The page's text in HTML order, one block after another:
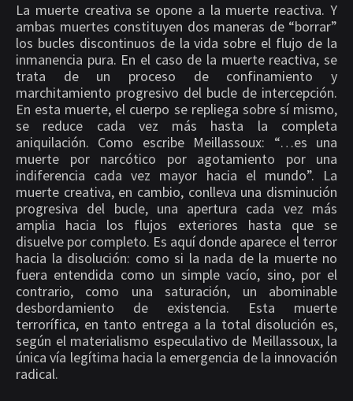
La muerte creativa se opone a la muerte reactiva. Y
ambas muertes constituyen dos maneras de “borrar”
los bucles discontinuos de la vida sobre el flujo de la
inmanencia pura. En el caso de la muerte reactiva, se
trata de un proceso de confinamiento y
marchitamiento progresivo del bucle de intercepción.
En esta muerte, el cuerpo se repliega sobre sí mismo,
se reduce cada vez más hasta la completa
aniquilación. Como escribe Meillassoux: “…es una
muerte por narcótico por agotamiento por una
indiferencia cada vez mayor hacia el mundo”. La
muerte creativa, en cambio, conlleva una disminución
progresiva del bucle, una apertura cada vez más
amplia hacia los flujos exteriores hasta que se
disuelve por completo. Es aquí donde aparece el terror
hacia la disolución: como si la nada de la muerte no
fuera entendida como un simple vacío, sino, por el
contrario, como una saturación, un abominable
desbordamiento de existencia. Esta muerte
terrorífica, en tanto entrega a la total disolución es,
según el materialismo especulativo de Meillassoux, la
única vía legítima hacia la emergencia de la innovación
radical.